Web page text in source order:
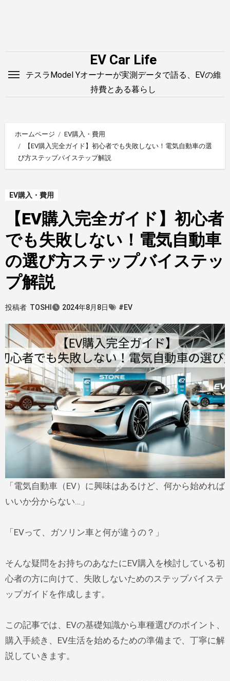
EV Car Life
テスラModel Yオーナーが実測データで語る、EVの維
持費とある暮らし
ホームページ
EV購入・費用
【EV購入完全ガイド】初心者でも失敗しない！電気自動車の選
び方ステップバイステップ解説
EV購入・費用
【EV購入完全ガイド】初心者
でも失敗しない！電気自動車
の選び方ステップバイステッ
プ解説
投稿者 TOSHI 2024年8月8日 #EV
「電気自動車（EV）に興味はあるけど、何から始めれば
いいか分からない…」
「EVって、ガソリン車と何が違うの？」
そんな疑問をお持ちのあなたにEV購入を検討している初
心者の方に向けて、失敗しないためのステップバイステ
ップガイドを作成します。
この記事では、EVの基礎知識から車種選びのポイント、
購入手続き、EV生活を始めるための準備まで、丁寧に解
説していきます。